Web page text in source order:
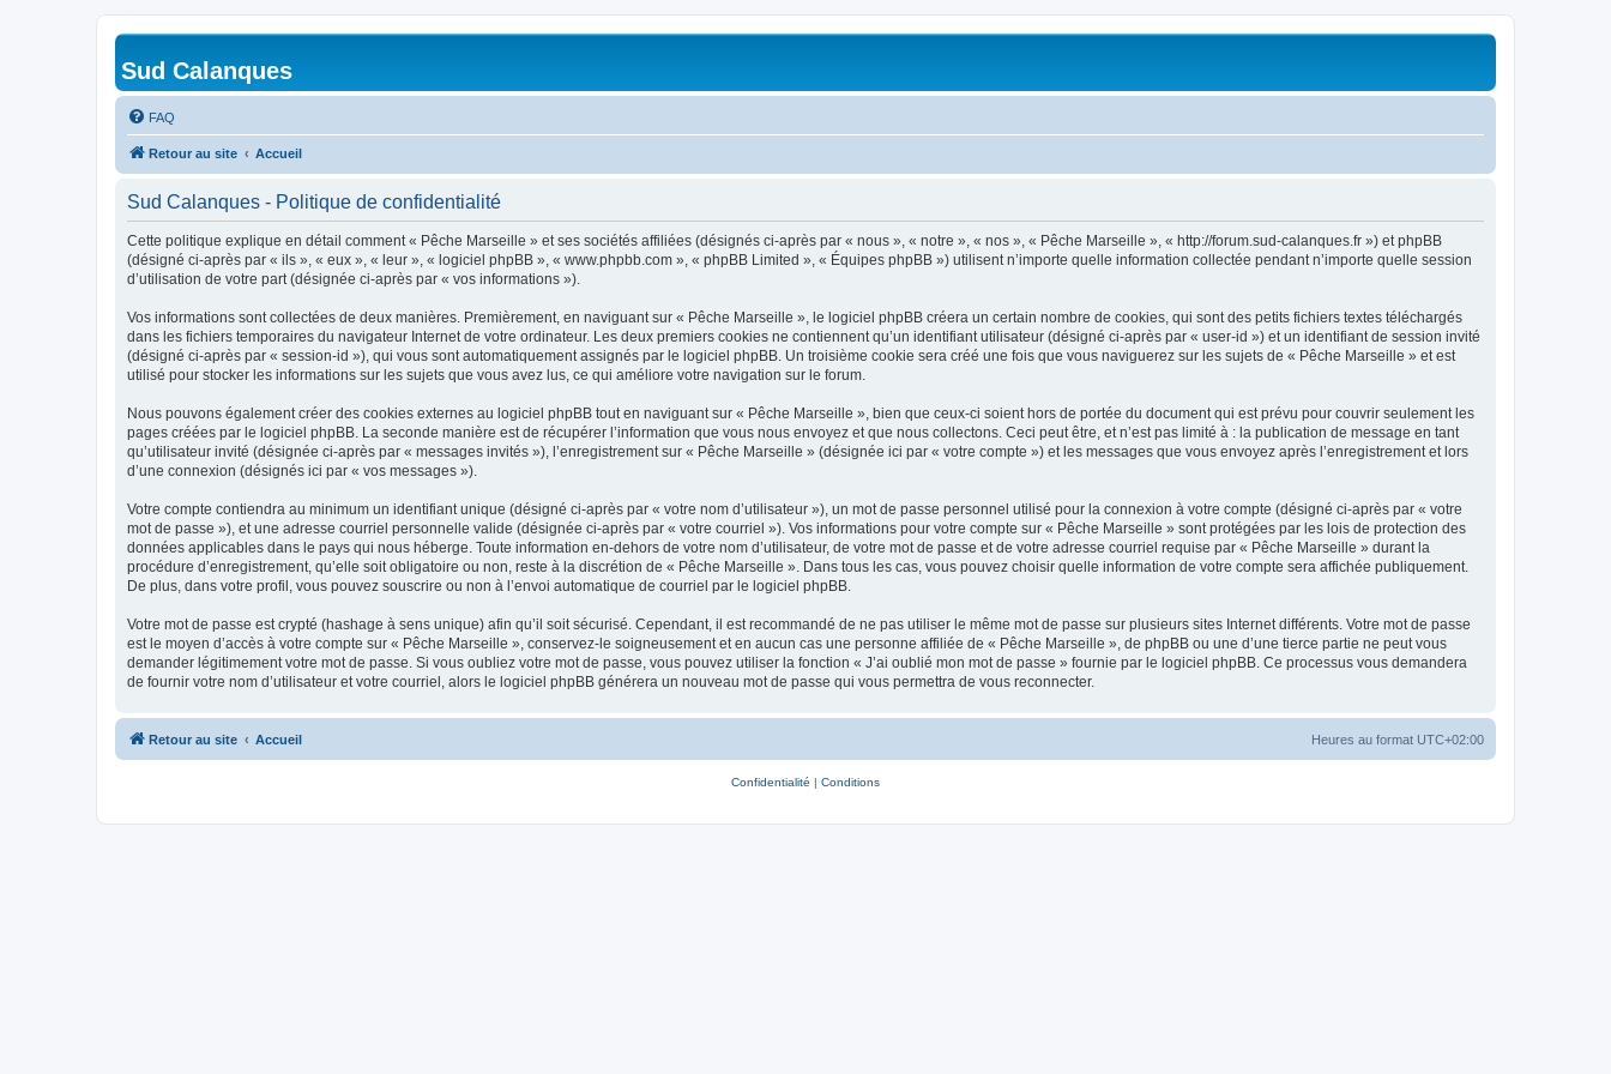
Sud Calanques
FAQ
Retour au site Accueil
Sud Calanques - Politique de confidentialité
Cette politique explique en détail comment « Pêche Marseille » et ses sociétés affiliées (désignés ci-après par « nous », « notre », « nos », « Pêche Marseille », « http://forum.sud-calanques.fr ») et phpBB
(désigné ci-après par « ils », « eux », « leur », « logiciel phpBB », « www.phpbb.com », « phpBB Limited », « Équipes phpBB ») utilisent n’importe quelle information collectée pendant n’importe quelle session
d’utilisation de votre part (désignée ci-après par « vos informations »).
Vos informations sont collectées de deux manières. Premièrement, en naviguant sur « Pêche Marseille », le logiciel phpBB créera un certain nombre de cookies, qui sont des petits fichiers textes téléchargés
dans les fichiers temporaires du navigateur Internet de votre ordinateur. Les deux premiers cookies ne contiennent qu’un identifiant utilisateur (désigné ci-après par « user-id ») et un identifiant de session invité
(désigné ci-après par « session-id »), qui vous sont automatiquement assignés par le logiciel phpBB. Un troisième cookie sera créé une fois que vous naviguerez sur les sujets de « Pêche Marseille » et est
utilisé pour stocker les informations sur les sujets que vous avez lus, ce qui améliore votre navigation sur le forum.
Nous pouvons également créer des cookies externes au logiciel phpBB tout en naviguant sur « Pêche Marseille », bien que ceux-ci soient hors de portée du document qui est prévu pour couvrir seulement les
pages créées par le logiciel phpBB. La seconde manière est de récupérer l’information que vous nous envoyez et que nous collectons. Ceci peut être, et n’est pas limité à : la publication de message en tant
qu’utilisateur invité (désignée ci-après par « messages invités »), l’enregistrement sur « Pêche Marseille » (désignée ici par « votre compte ») et les messages que vous envoyez après l’enregistrement et lors
d’une connexion (désignés ici par « vos messages »).
Votre compte contiendra au minimum un identifiant unique (désigné ci-après par « votre nom d’utilisateur »), un mot de passe personnel utilisé pour la connexion à votre compte (désigné ci-après par « votre
mot de passe »), et une adresse courriel personnelle valide (désignée ci-après par « votre courriel »). Vos informations pour votre compte sur « Pêche Marseille » sont protégées par les lois de protection des
données applicables dans le pays qui nous héberge. Toute information en-dehors de votre nom d’utilisateur, de votre mot de passe et de votre adresse courriel requise par « Pêche Marseille » durant la
procédure d’enregistrement, qu’elle soit obligatoire ou non, reste à la discrétion de « Pêche Marseille ». Dans tous les cas, vous pouvez choisir quelle information de votre compte sera affichée publiquement.
De plus, dans votre profil, vous pouvez souscrire ou non à l’envoi automatique de courriel par le logiciel phpBB.
Votre mot de passe est crypté (hashage à sens unique) afin qu’il soit sécurisé. Cependant, il est recommandé de ne pas utiliser le même mot de passe sur plusieurs sites Internet différents. Votre mot de passe
est le moyen d’accès à votre compte sur « Pêche Marseille », conservez-le soigneusement et en aucun cas une personne affiliée de « Pêche Marseille », de phpBB ou une d’une tierce partie ne peut vous
demander légitimement votre mot de passe. Si vous oubliez votre mot de passe, vous pouvez utiliser la fonction « J’ai oublié mon mot de passe » fournie par le logiciel phpBB. Ce processus vous demandera
de fournir votre nom d’utilisateur et votre courriel, alors le logiciel phpBB générera un nouveau mot de passe qui vous permettra de vous reconnecter.
Retour au site Accueil Heures au format UTC+02:00
Confidentialité | Conditions